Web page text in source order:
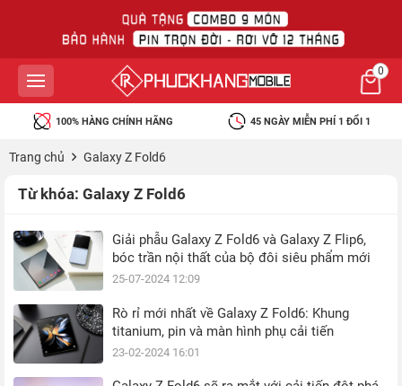
0
100% HÀNG CHÍNH HÃNG 45 NGÀY MIỄN PHÍ 1 ĐỔI 1
Trang chủ Galaxy Z Fold6
Từ khóa: Galaxy Z Fold6
Giải phẫu Galaxy Z Fold6 và Galaxy Z Flip6,
bóc trần nội thất của bộ đôi siêu phẩm mới
25-07-2024 12:09
Rò rỉ mới nhất về Galaxy Z Fold6: Khung
titanium, pin và màn hình phụ cải tiến
23-02-2024 16:01